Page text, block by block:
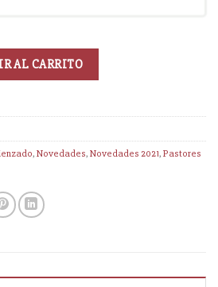
AL CARRITO
,Novedades,Novedades 2021,Pastores